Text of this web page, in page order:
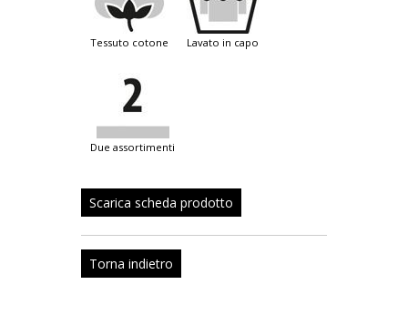
tessuto cotone lavato in capo
due assortimenti
Scarica scheda prodotto
Torna indietro